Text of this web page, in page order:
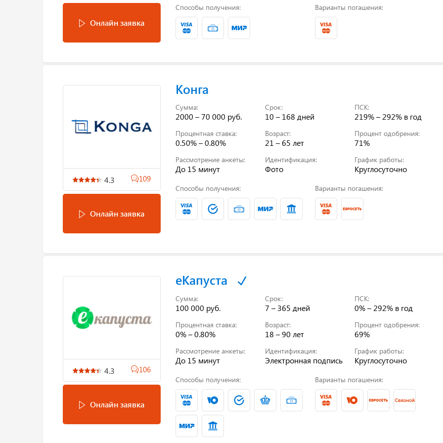
Онлайн заявка
Способы получения: Варианты погашения:
4.3 109
Онлайн заявка
Конга
Сумма:
2000 – 70 000 руб.
Срок:
10 – 168 дней
ПСК:
219% – 292% в год
Процентная ставка:
0.50% – 0.80%
Возраст:
21 – 65 лет
Процент одобрения:
71%
Рассмотрение анкеты:
До 15 минут
Идентификация:
Фото
График работы:
Круглосуточно
Способы получения: Варианты погашения:
4.3 106
Онлайн заявка
еКапуста
Сумма:
100 000 руб.
Срок:
7 – 365 дней
ПСК:
0% – 292% в год
Процентная ставка:
0% – 0.80%
Возраст:
18 – 90 лет
Процент одобрения:
69%
Рассмотрение анкеты:
До 15 минут
Идентификация:
Электронная подпись
График работы:
Круглосуточно
Способы получения: Варианты погашения: